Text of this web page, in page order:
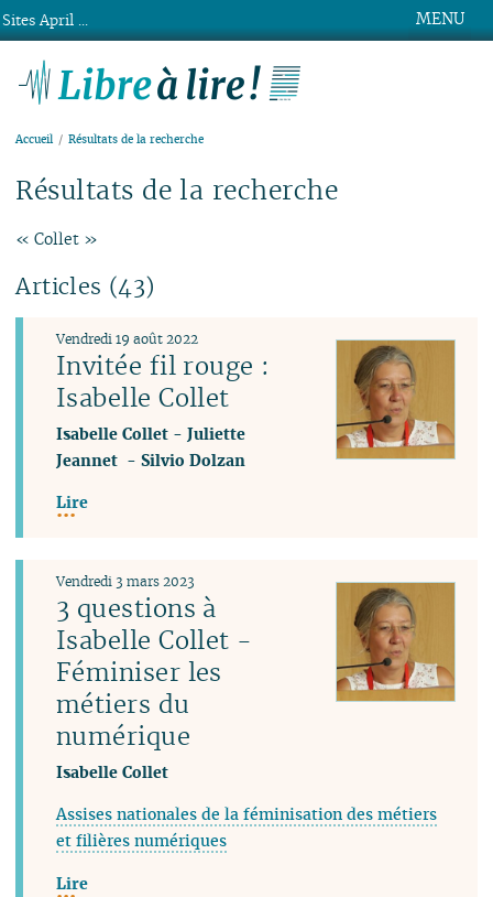
MENU
Accueil Résultats de la recherche
Résultats de la recherche
« Collet »
Articles (43)
Invitée fil rouge :
Isabelle Collet
Vendredi 19 août 2022
Isabelle Collet -Juliette
Jeannet -Silvio Dolzan
Lire
3 questions à
Isabelle Collet -
Féminiser les
métiers du
numérique
Vendredi 3 mars 2023
Isabelle Collet
Assises nationales de la féminisation des métiers
et filières numériques
Lire
Sites April ...